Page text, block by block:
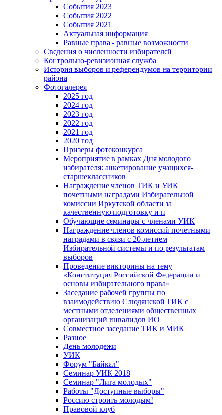
События 2023
События 2022
События 2021
Актуальная информация
Равные права - равные возможности
Сведения о численности избирателей
Контрольно-ревизионная служба
История выборов и референдумов на территории
района
Фотогалерея
2025 год
2024 год
2023 год
2022 год
2021 год
2020 год
Призеры фотоконкурса
Мероприятие в рамках Дня молодого
избирателя: анкетирование учащихся-
старшеклассников
Награждение членов ТИК и УИК
почетными наградами Избирательной
комиссии Иркутской области за
качественную подготовку и п
Обучающие семинары с членами УИК
Награждение членов комиссий почетными
наградами в связи с 20-летием
Избирательной системы и по результатам
выборов
Проведение викторины на тему
«Конституция Российской Федерации и
основы избирательного права»
Заседание рабочей группы по
взаимодействию Слюдянской ТИК с
местными отделениями общественных
организаций инвалидов ИО
Совместное заседание ТИК и МИК
Разное
День молодежи
УИК
Форум "Байкал"
Семинар УИК 2018
Семинар "Лига молодых"
Работы "Доступные выборы"
Россию строить молодым!
Правовой клуб